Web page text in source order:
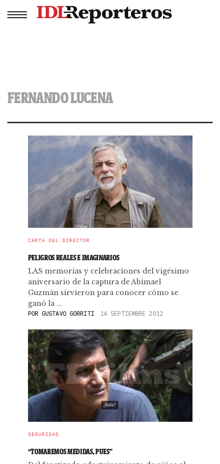
FERNANDO LUCENA
CARTA DEL DIRECTOR
PELIGROS REALES E IMAGINARIOS
LAS memorias y celebraciones del vigésimo
aniversario de la captura de Abimael
Guzmán sirvieron para conocer cómo se
ganó la ...
POR GUSTAVO GORRITI 14 SEPTIEMBRE 2012
SEGURIDAD
“TOMAREMOS MEDIDAS, PUES”